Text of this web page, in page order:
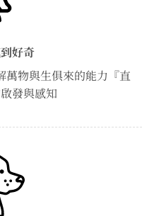
好奇
萬物與生俱來的能力『直
發與感知